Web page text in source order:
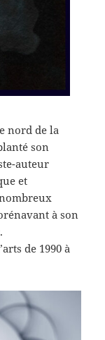
nord de la
son
auteur
et
à son
de 1990 à